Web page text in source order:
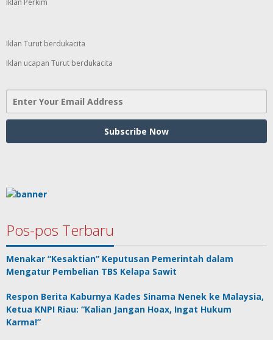
Iklan Turut berdukacita
Iklan ucapan Turut berdukacita
Pos-pos Terbaru
Menakar “Kesaktian” Keputusan Pemerintah dalam
Mengatur Pembelian TBS Kelapa Sawit
Respon Berita Kaburnya Kades Sinama Nenek ke Malaysia,
Ketua KNPI Riau: “Kalian Jangan Hoax, Ingat Hukum
Karma!”